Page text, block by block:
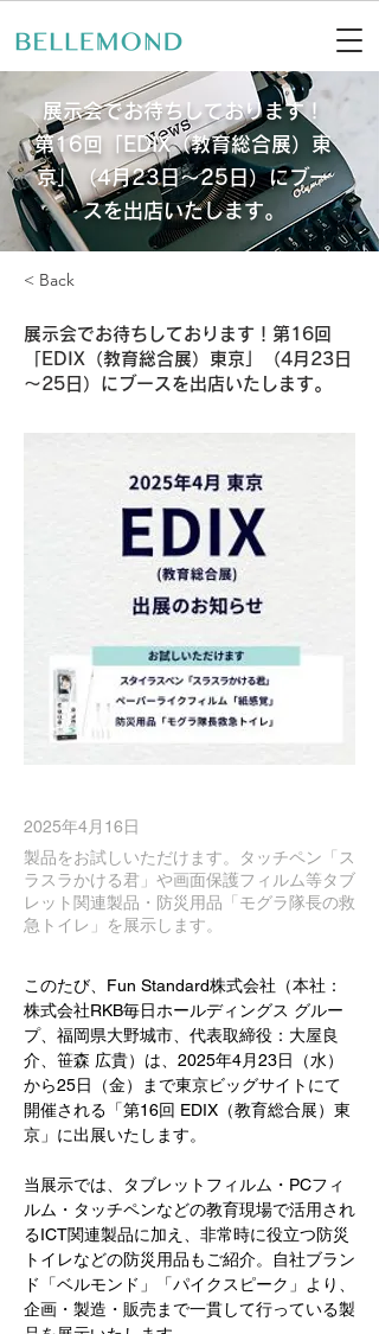
展示会でお待ちしております！
第16回「EDIX（教育総合展）東
京」（4月23日～25日）にブー
スを出店いたします。
< Back
展示会でお待ちしております！第16回
「EDIX（教育総合展）東京」（4月23日
～25日）にブースを出店いたします。
2025年4月16日
製品をお試しいただけます。タッチペン「ス
ラスラかける君」や画面保護フィルム等タブ
レット関連製品・防災用品「モグラ隊長の救
急トイレ」を展示します。
このたび、Fun Standard株式会社（本社：
株式会社RKB毎日ホールディングス グルー
プ、福岡県大野城市、代表取締役：大屋良
介、笹森 広貴）は、2025年4月23日（水）
から25日（金）まで東京ビッグサイトにて
開催される「第16回 EDIX（教育総合展）東
京」に出展いたします。
当展示では、タブレットフィルム・PCフィ
ルム・タッチペンなどの教育現場で活用され
るICT関連製品に加え、非常時に役立つ防災
トイレなどの防災用品もご紹介。自社ブラン
ド「ベルモンド」「パイクスピーク」より、
企画・製造・販売まで一貫して行っている製